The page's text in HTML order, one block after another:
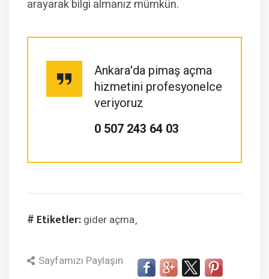
arayarak bilgi almanız mümkün.
Ankara'da pimaş açma
hizmetini profesyonelce
veriyoruz
0 507 243 64 03
# Etiketler: gider açma
Sayfamızı Paylaşın